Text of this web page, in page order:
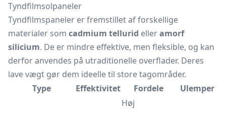
Tyndfilmsolpaneler
Tyndfilmspaneler er fremstillet af forskellige
materialer som cadmium tellurid elleramorf
silicium. De er mindre effektive, men fleksible, og kan
derfor anvendes på utraditionelle overflader. Deres
lave vægt gør dem ideelle til store tagområder.
Type
Effektivitet Fordele Ulemper
Høj